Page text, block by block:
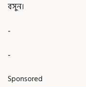
বসুন।
-
-
Sponsored